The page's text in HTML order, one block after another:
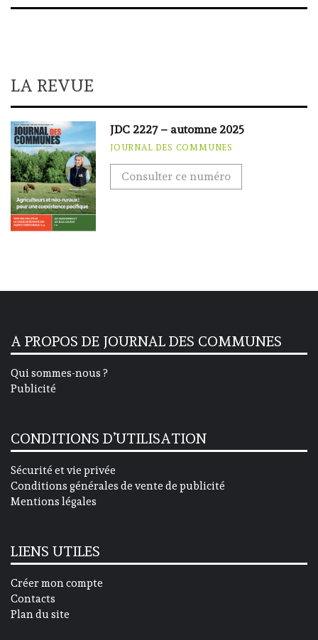
LA REVUE
JDC 2227 – automne 2025
JOURNAL DES COMMUNES
Consulter ce numéro
A PROPOS DE JOURNAL DES COMMUNES
Qui sommes-nous ?
Publicité
CONDITIONS D’UTILISATION
Sécurité et vie privée
Conditions générales de vente de publicité
Mentions légales
LIENS UTILES
Créer mon compte
Contacts
Plan du site